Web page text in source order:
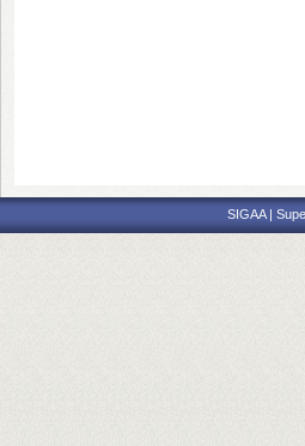
SIGAA |